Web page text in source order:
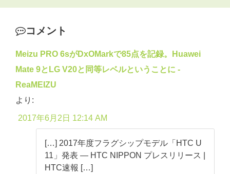
コメント
Meizu PRO 6sがDxOMarkで85点を記録。Huawei
Mate 9とLG V20と同等レベルということに -
ReaMEIZU
より:
2017年6月2日 12:14 AM
[…] 2017年度フラグシップモデル「HTC U
11」発表 ― HTC NIPPON プレスリリース |
HTC速報 […]